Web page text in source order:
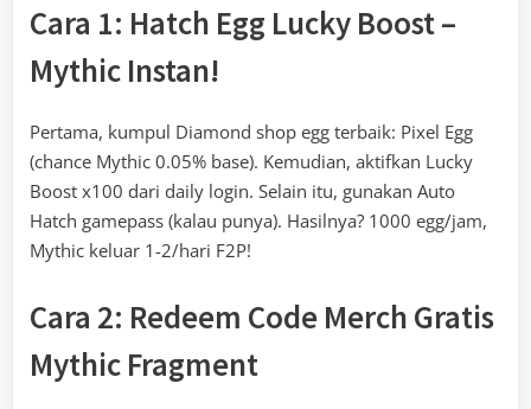
Cara 1: Hatch Egg Lucky Boost –
Mythic Instan!
Pertama, kumpul Diamond shop egg terbaik: Pixel Egg
(chance Mythic 0.05% base). Kemudian, aktifkan Lucky
Boost x100 dari daily login. Selain itu, gunakan Auto
Hatch gamepass (kalau punya). Hasilnya? 1000 egg/jam,
Mythic keluar 1-2/hari F2P!
Cara 2: Redeem Code Merch Gratis
Mythic Fragment